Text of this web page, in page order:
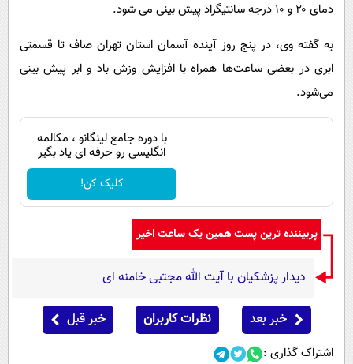
دمای ۲۰ و ۱۰ درجه سانتیگراد پیش بینی می شود.
به گفته وی، در پنج روز آینده آسمان استان تهران صاف تا قسمتی
ابری در بعضی ساعت‌ها همراه با افزایش وزش باد و ابر پیش‌ بینی
می‌شود.
با دوره جامع لینگانو ، مکالمه
انگلیسی رو حرفه ای یاد بگیر
کلیک کن!
پربیننده ترین پست همین یک ساعت اخیر
دیدار پزشکیان با آیت الله مجتبی خامنه ای
خبر بعد نظرات کاربران خبر قبل
اشتراک گذاری :